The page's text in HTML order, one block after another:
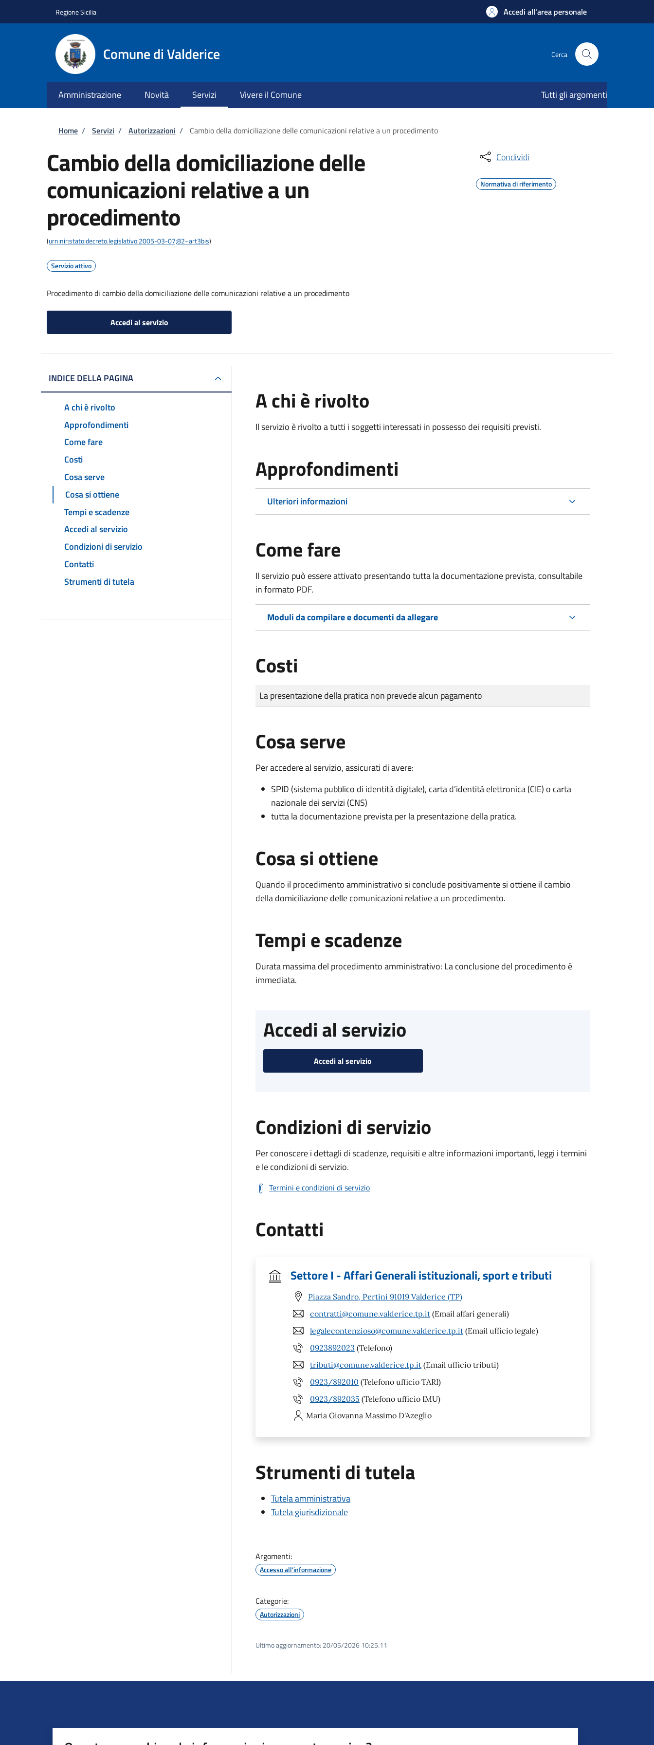
Regione Sicilia Accedi all'area personale
Comune di Valderice Cerca
Amministrazione Novità Servizi Vivere il Comune Tutti gli argomenti
Briciole di pane
Home / Servizi / Autorizzazioni / Cambio della domiciliazione delle comunicazioni relative a un procedimento
Cambio della domiciliazione delle
comunicazioni relative a un
procedimento
(urn:nir:stato:decreto.legislativo:2005-03-07;82~art3bis)
Servizio attivo
Procedimento di cambio della domiciliazione delle comunicazioni relative a un procedimento
Accedi al servizio
Condividi
Normativa di riferimento
INDICE DELLA PAGINA
A chi è rivolto
Approfondimenti
Come fare
Costi
Cosa serve
Cosa si ottiene
Tempi e scadenze
Accedi al servizio
Condizioni di servizio
Contatti
Strumenti di tutela
A chi è rivolto
Il servizio è rivolto a tutti i soggetti interessati in possesso dei requisiti previsti.
Approfondimenti
Ulteriori informazioni
Come fare
Il servizio può essere attivato presentando tutta la documentazione prevista, consultabile
in formato PDF.
Moduli da compilare e documenti da allegare
Costi
Tipo di pagamento
Importo
La presentazione della pratica non prevede alcun pagamento
Cosa serve
Per accedere al servizio, assicurati di avere:
SPID (sistema pubblico di identità digitale), carta d’identità elettronica (CIE) o carta
nazionale dei servizi (CNS)
tutta la documentazione prevista per la presentazione della pratica.
Cosa si ottiene
Quando il procedimento amministrativo si conclude positivamente si ottiene il cambio
della domiciliazione delle comunicazioni relative a un procedimento.
Tempi e scadenze
Durata massima del procedimento amministrativo: La conclusione del procedimento è
immediata.
Accedi al servizio
Accedi al servizio
Condizioni di servizio
Per conoscere i dettagli di scadenze, requisiti e altre informazioni importanti, leggi i termini
e le condizioni di servizio.
Termini e condizioni di servizio
Contatti
Settore I - Affari Generali istituzionali, sport e tributi
Piazza Sandro, Pertini 91019 Valderice (TP)
contratti@comune.valderice.tp.it (Email affari generali)
legalecontenzioso@comune.valderice.tp.it (Email ufficio legale)
0923892023 (Telefono)
tributi@comune.valderice.tp.it (Email ufficio tributi)
0923/892010 (Telefono ufficio TARI)
0923/892035 (Telefono ufficio IMU)
Maria Giovanna Massimo D'Azeglio
Strumenti di tutela
Tutela amministrativa
Tutela giurisdizionale
Argomenti:
Accesso all'informazione
Categorie:
Autorizzazioni
Ultimo aggiornamento: 20/05/2026 10:25.11